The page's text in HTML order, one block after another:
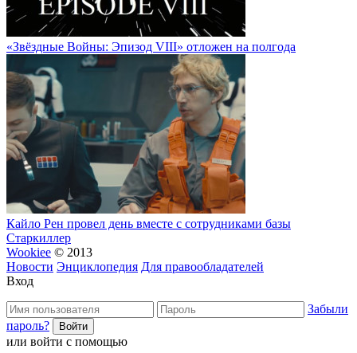
«Звёздные Войны: Эпизод VIII» отложен на полгода
Кайло Рен провел день вместе с сотрудниками базы
Старкиллер
Wookiee © 2013
Новости Энциклопедия Для правообладателей
Вход
Забыли
пароль?
или войти с помощью